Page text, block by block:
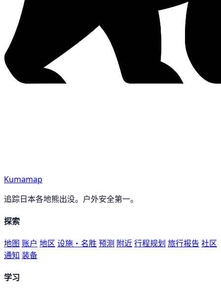
Kumamap
追踪日本各地熊出没。户外安全第一。
探索
地图 账户 地区 设施・名胜 预测 附近行程规划 旅行报告 社区
通知 装备
学习